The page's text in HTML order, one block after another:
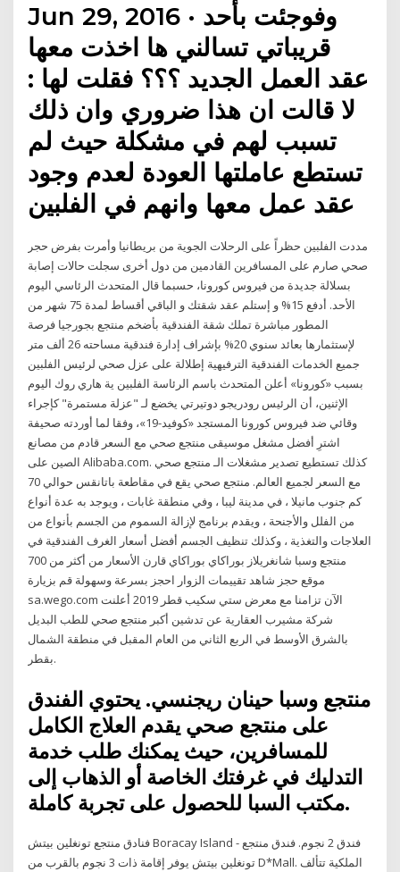
Jun 29, 2016 · وفوجئت بأحد
قريباتي تسالني ها اخذت معها
عقد العمل الجديد ؟؟؟ فقلت لها :
لا قالت ان هذا ضروري وان ذلك
تسبب لهم في مشكلة حيث لم
تستطع عاملتها العودة لعدم وجود
عقد عمل معها وانهم في الفلبين
مددت الفلبين حظراً على الرحلات الجوية من بريطانيا وأمرت بفرض حجر
صحي صارم على المسافرين القادمين من دول أخرى سجلت حالات إصابة
بسلالة جديدة من فيروس كورونا، حسبما قال المتحدث الرئاسي اليوم
الأحد. أدفع 15% و إستلم عقد شقتك و الباقي أقساط لمدة 75 شهر من
المطور مباشرة تملك شقة الفندقية بأضخم منتجع بجورجيا فرصة
لإستثمارها بعائد سنوي 20% بإشراف إدارة فندقية مساحته 26 ألف متر
جميع الخدمات الفندقية الترفيهية إطلالة على عزل صحي لرئيس الفلبين
بسبب «كورونا» أعلن المتحدث باسم الرئاسة الفلبين ية هاري روك اليوم
الإثنين، أن الرئيس رودريجو دوتيرتي يخضع لـ "عزلة مستمرة" كإجراء
وقائي ضد فيروس كورونا المستجد «كوفيد-19»، وفقا لما أوردته صحيفة
اشترِ أفضل مشغل موسيقى منتجع صحي مع السعر قادم من مصانع
الصين على Alibaba.com. كذلك تستطيع تصدير مشغلات الـ منتجع صحي
مع السعر لجميع العالم. منتجع صحي يقع في مقاطعة باتانقس حوالي 70
كم جنوب مانيلا ، في مدينة ليبا ، وفي منطقة غابات ، ويوجد به عدة أنواع
من الفلل والأجنحة ، ويقدم برنامج لإزالة السموم من الجسم بأنواع من
العلاجات والتغذية ، وكذلك تنظيف الجسم أفضل أسعار الغرف الفندقية في
منتجع وسبا شانغريلاز بوراكاي بوراكاي قارن الأسعار من أكثر من 700
موقع حجز شاهد تقييمات الزوار احجز بسرعة وسهولة قم بزيارة
sa.wego.com الآن تزامنا مع معرض ستي سكيب قطر 2019 أعلنت
شركة مشيرب العقارية عن تدشين أكبر منتجع صحي للطب البديل
بالشرق الأوسط في الربع الثاني من العام المقبل في منطقة الشمال
بقطر.
منتجع وسبا حينان ريجنسي. يحتوي الفندق
على منتجع صحي يقدم العلاج الكامل
للمسافرين، حيث يمكنك طلب خدمة
التدليك في غرفتك الخاصة أو الذهاب إلى
مكتب السبا للحصول على تجربة كاملة.
فنادق منتجع تونغلين بيتش Boracay Island - فندق 2 نجوم. فندق منتجع
تونغلين بيتش يوفر إقامة ذات 3 نجوم بالقرب من D*Mall. الملكية تتألف